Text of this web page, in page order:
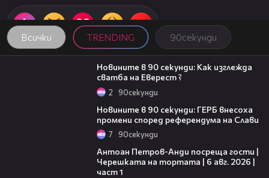
Всички TRENDING 90секунди
01:54
Новините в 90 секунди: Как изглежда
сватба на Еверест ?
2 90секунди
Новините в 90 секунди: ГЕРБ внесоха
промени според референдума на Слави
7 90секунди
Антоан Петров-Анди посреща гости |
Черешката на тортата | 6 авг. 2026 |
част 1